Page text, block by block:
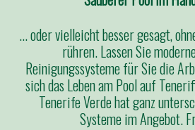
… oder vielleicht besser gesagt,
rühren. Lassen Sie
Reinigungssysteme für Sie die
sich das Leben am Pool auf
Tenerife Verde hat ganz
Systeme im Angebot.